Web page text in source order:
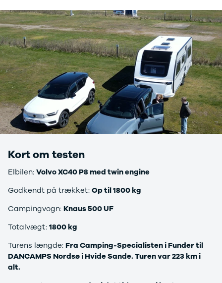
530i
BYD
Se alle BYD
Elbil
Atto 3
Han
Citroën
Se alle
Citroën
C1
C3
C4
C4 Cactus
SpaceTourer
Jumper 33
Jumper 35
Se alle
Cupra
Kort om testen
Elbilen: Volvo XC40 P8 med twin engine
Godkendt på trækket: Op til 1800 kg
Campingvogn: Knaus 500 UF
Totalvægt: 1800 kg
Turens længde: Fra Camping-Specialisten i Funder til
DANCAMPS Nordsø i Hvide Sande. Turen var 223 km i
alt.